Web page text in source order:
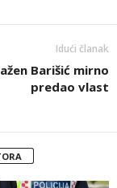
Idući članak
Barišić mirno
predao vlast